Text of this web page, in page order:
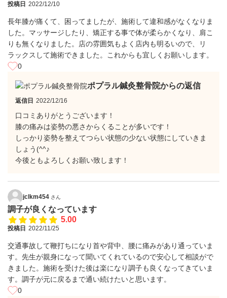
投稿日 2022/12/10
長年膝が痛くて、困ってましたが、施術して違和感がなくなりま
した。マッサージしたり、矯正する事で体が柔らかくなり、肩こ
りも無くなりました。店の雰囲気もよく店内も明るいので、リ
ラックスして施術できました。これからも宜しくお願いします。
0
ポプラル鍼灸整骨院からの返信
返信日 2022/12/16
口コミありがとうございます！
膝の痛みは姿勢の悪さからくることが多いです！
しっかり姿勢を整えてつらい状態の少ない状態にしていきま
しょう(^^♪
今後ともよろしくお願い致します！
jclkm454 さん
調子が良くなっています
5.00
投稿日 2022/11/25
交通事故して鞭打ちになり首や背中、腰に痛みがあり通っていま
す。先生が親身になって聞いてくれているので安心して相談がで
きました。施術を受けた後は楽になり調子も良くなってきていま
す。調子が元に戻るまで通い続けたいと思います。
0